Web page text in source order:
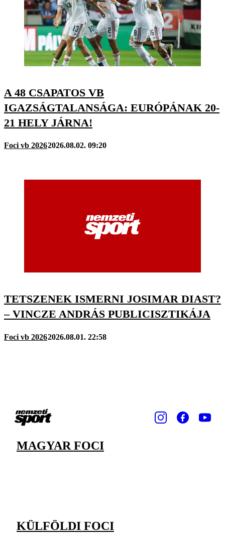
A 48 CSAPATOS VB
IGAZSÁGTALANSÁGA: EURÓPÁNAK 20-
21 HELY JÁRNA!
Foci vb 20262026.08.02. 09:20
TETSZENEK ISMERNI JOSIMAR DIAST?
– VINCZE ANDRÁS PUBLICISZTIKÁJA
Foci vb 20262026.08.01. 22:58
MAGYAR FOCI
KÜLFÖLDI FOCI